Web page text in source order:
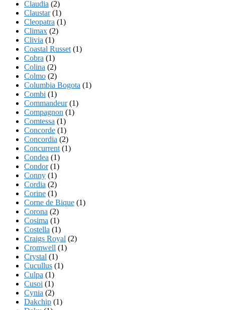
Claudia (2)
Claustar(1)
Cleopatra (1)
Climax (2)
Clivia (1)
Coastal Russet (1)
Cobra (1)
Colina (2)
Colmo (2)
Columbia Bogota (1)
Combi (1)
Commandeur(1)
Compagnon (1)
Comtessa (1)
Concorde (1)
Concordia (2)
Concurrent (1)
Condea (1)
Condor(1)
Conny (1)
Cordia (2)
Corine (1)
Corne de Bique (1)
Corona (2)
Cosima (1)
Costella (1)
Craigs Royal (2)
Cromwell (1)
Crystal (1)
Cucullus (1)
Culpa (1)
Cusoi (1)
Cynia (2)
Dakchip (1)